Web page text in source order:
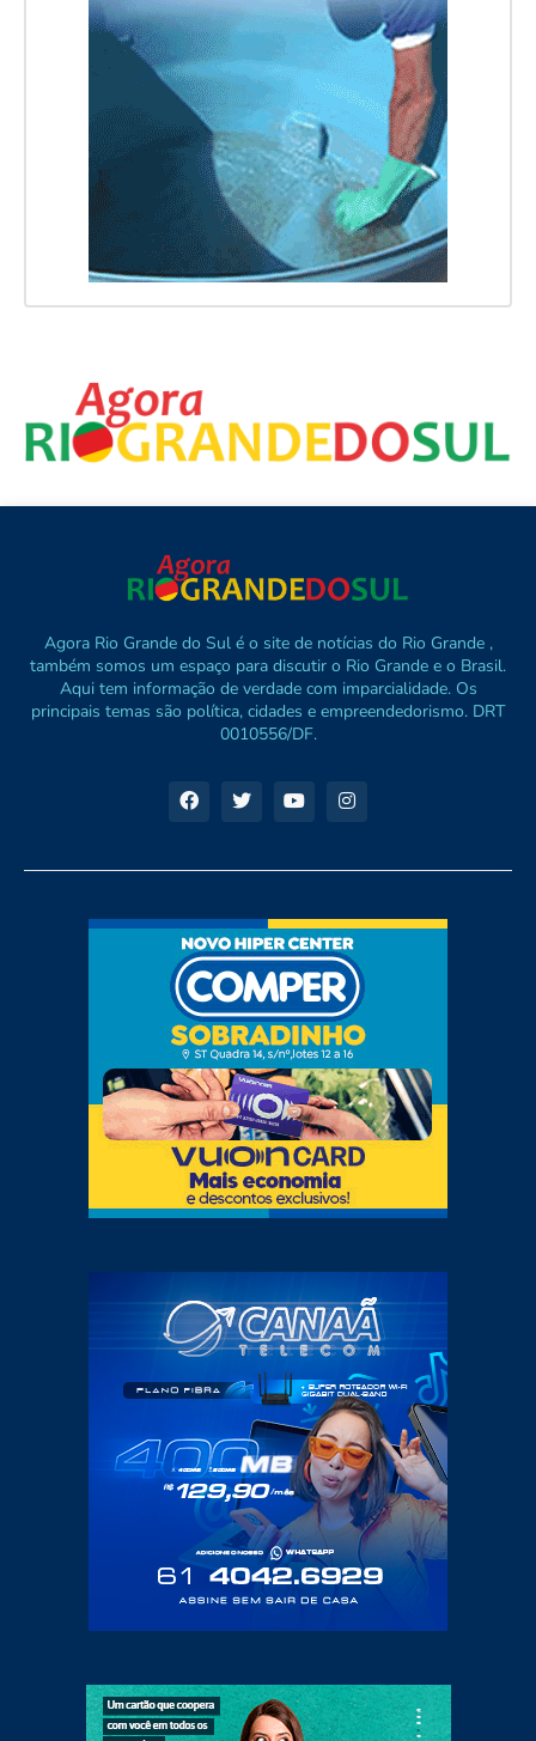
Agora Rio Grande do Sul é o site de notícias do Rio Grande ,
também somos um espaço para discutir o Rio Grande e o Brasil.
Aqui tem informação de verdade com imparcialidade. Os
principais temas são política, cidades e empreendedorismo. DRT
0010556/DF.